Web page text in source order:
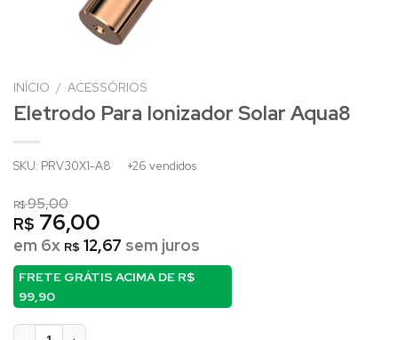
INÍCIO / ACESSÓRIOS
Eletrodo Para Ionizador Solar Aqua8
SKU: PRV30X1-A8 +26 vendidos
R$95,00
R$ 76,00
em 6x R$ 12,67 sem juros
FRETE GRÁTIS ACIMA DE R$
99,90
Eletrodo para Ionizador Solar Aqua8 quantidade